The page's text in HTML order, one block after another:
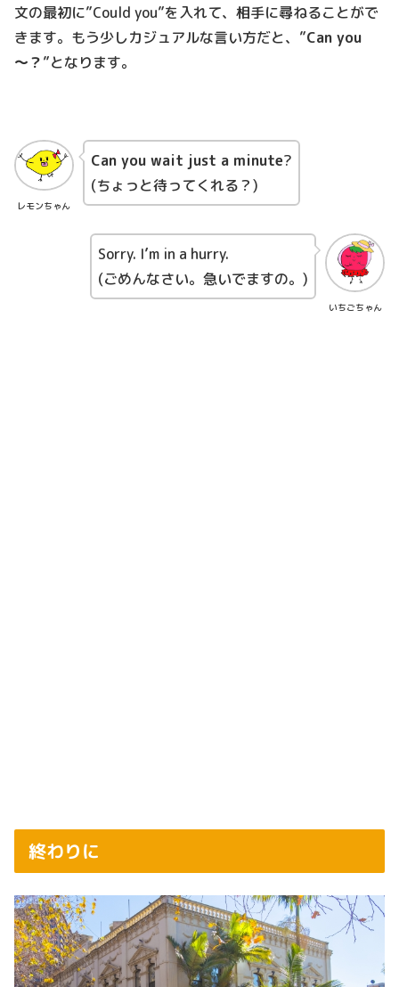
文の最初に”Could you”を入れて、相手に尋ねることがで
きます。もう少しカジュアルな言い方だと、”Can you
～？”となります。
レモンちゃん
Can you wait just a minute?
(ちょっと待ってくれる？)
いちごちゃん
Sorry. I’m in a hurry.
(ごめんなさい。急いでますの。)
終わりに